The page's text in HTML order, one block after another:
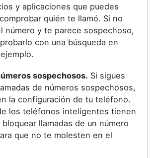
y aplicaciones que puedes
quién te llamó. Si no
número y te parece sospechoso,
con una búsqueda en
sospechosos. Si sigues
de números sospechosos,
la configuración de tu teléfono.
los teléfonos inteligentes tienen
llamadas de un número
que no te molesten en el